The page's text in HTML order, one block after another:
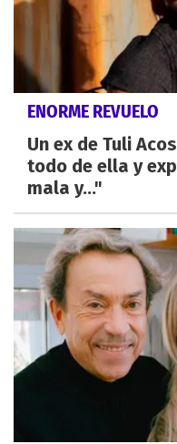
ENORME REVUELO
Un ex de Tuli
todo de ella y
mala y..."